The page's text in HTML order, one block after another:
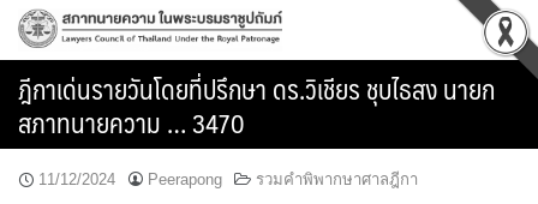
Skip
content
ฎีกาเด่นรายวันโดยที่ปรึกษา ดร.วิเชียร ชุบไธสง นายก
สภาทนายความ … 3470
11/12/2024 Peerapong รวมคำพิพากษาศาลฎีกา